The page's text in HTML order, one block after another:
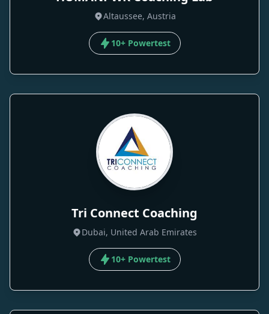
Altaussee, Austria
10+ Powertest
Tri Connect Coaching
Dubai, United Arab Emirates
10+ Powertest